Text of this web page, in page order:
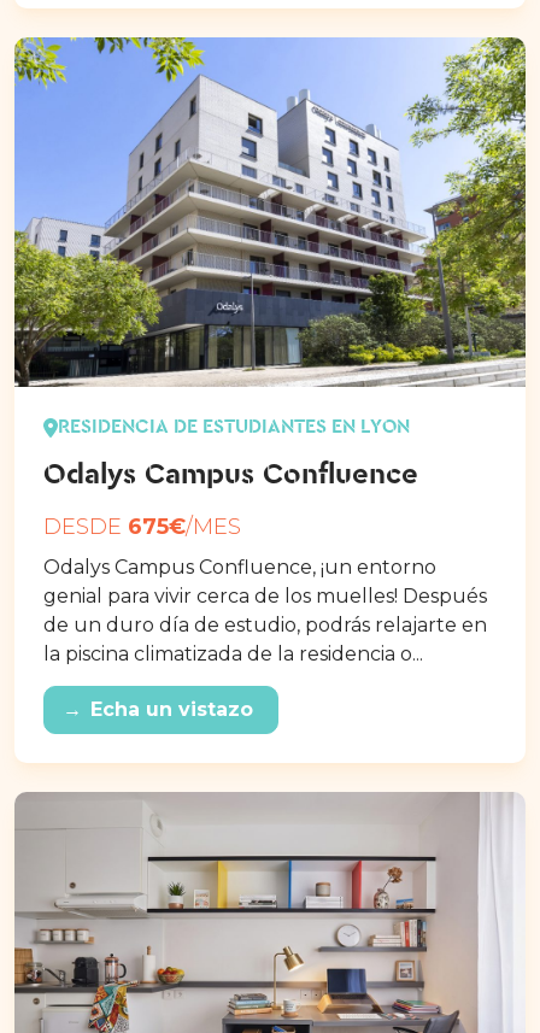
RESIDENCIA DE ESTUDIANTES EN LYON
Odalys Campus Confluence
DESDE 675€/MES
Odalys Campus Confluence, ¡un entorno
genial para vivir cerca de los muelles! Después
de un duro día de estudio, podrás relajarte en
la piscina climatizada de la residencia o...
→ Echa un vistazo